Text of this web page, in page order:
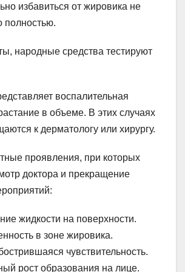
избавиться от жировика не
полностью.
народные средства тестируют
воспалительная
в объеме. В этих случаях
к дерматологу или хирургу.
проявления, при которых
доктора и прекращение
жидкости на поверхности.
в зоне жировика.
чувствительность.
рост образования на лице.